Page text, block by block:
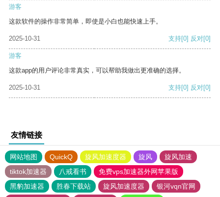
游客
这款软件的操作非常简单，即使是小白也能快速上手。
2025-10-31 支持[0] 反对[0]
游客
这款app的用户评论非常真实，可以帮助我做出更准确的选择。
2025-10-31 支持[0] 反对[0]
友情链接
网站地图 QuickQ 旋风加速度器 旋风
旋风加速
tiktok加速器
八戒看书
免费vps加速器外网苹果版
黑豹加速器
胜春下载站 旋风加速度器 银河vqn官网